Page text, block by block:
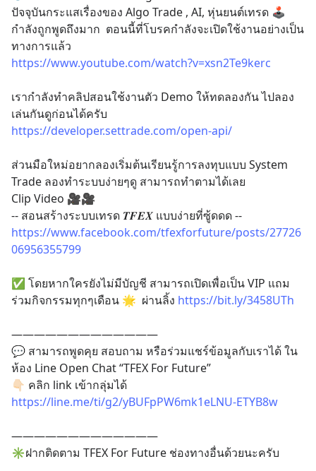
ปัจจุบันกระแสเรื่องของ Algo Trade , AI, หุ่นยนต์เทรด 🕹
กำลังถูกพูดถึงมาก  ตอนนี้ที่โบรคกำลังจะเปิดใช้งานอย่างเป็น
ทางการแล้ว
https://www.youtube.com/watch?v=xsn2Te9kerc
เรากำลังทำคลิปสอนใช้งานตัว Demo ให้ทดลองกัน ไปลอง
เล่นกันดูก่อนได้ครับ
https://developer.settrade.com/open-api/
ส่วนมือใหม่อยากลองเริ่มต้นเรียนรู้การลงทุบแบบ System
Trade ลองทำระบบง่ายๆดู สามารถทำตามได้เลย
Clip Video 🎥🎥
-- สอนสร้างระบบเทรด 𝑻𝑭𝑬𝑿 แบบง่ายที่ซู้ดดด --
https://www.facebook.com/tfexforfuture/posts/27726
06956355799
✅ โดยหากใครยังไม่มีบัญชี สามารถเปิดเพื่อเป็น VIP แถม
ร่วมกิจกรรมทุกๆเดือน 🌟  ผ่านลิ้ง https://bit.ly/3458UTh
—————————————
💬 สามารถพูดคุย สอบถาม หรือร่วมแชร์ข้อมูลกับเราได้ ใน
ห้อง Line Open Chat “TFEX For Future”
👇🏻 คลิก link เข้ากลุ่มได้
https://line.me/ti/g2/yBUFpPW6mk1eLNU-ETYB8w
—————————————
✳️ฝากติดตาม TFEX For Future ช่องทางอื่นด้วยนะครับ